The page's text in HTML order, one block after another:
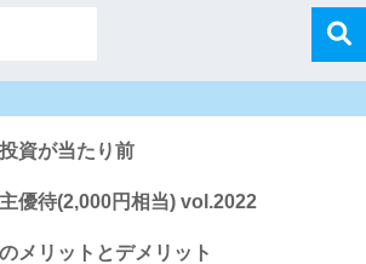
資が当たり前
優待(2,000円相当) vol.2022
メリットとデメリット